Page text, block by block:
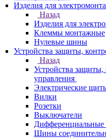
Изделия для
Назад
Изделия для
Клеммы монтажные
Нулевые шины
Устройства защиты,
Назад
Устройства защиты,
управления
Электрические
Вилки
Розетки
Выключатели
Дифференциальные
Шины